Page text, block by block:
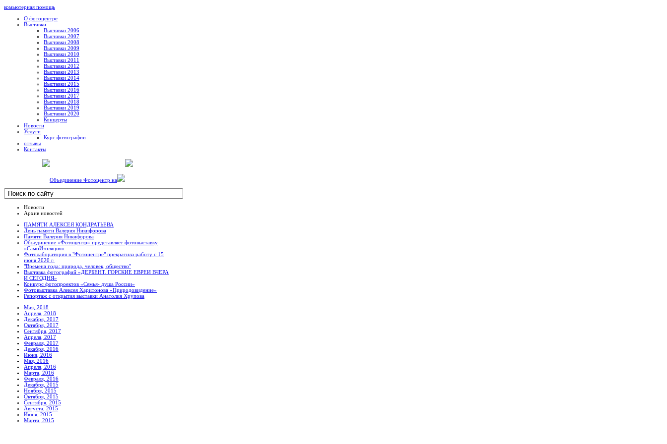
комьютерная помощь
О фотоцентре
Выставки
Выставки 2006
Выставки 2007
Выставки 2008
Выставки 2009
Выставки 2010
Выставки 2011
Выставки 2012
Выставки 2013
Выставки 2014
Выставки 2015
Выставки 2016
Выставки 2017
Выставки 2018
Выставки 2019
Выставки 2020
Концерты
Новости
Услуги
Курс фотографии
отзывы
Контакты
Объединение Фотоцентр на
Новости
Архив новостей
ПАМЯТИ АЛЕКСЕЯ КОНДРАТЬЕВА
День памяти Валерия Никифорова
Памяти Валерия Никифорова
Объединение «Фотоцентр» представляет фотовыставку
«СамоИзоляция»
Фотолаборатория в "Фотоцентре" прекратила работу с 15
июня 2020 г.
"Времена года: природа, человек, общество"
Выставка фотографий «ДЕРБЕНТ. ГОРСКИЕ ЕВРЕИ ВЧЕРА
И СЕГОДНЯ»
Конкурс фотопроектов «Семья- душа России»
Фотовыставка Алексея Харитонова «Природовидение»
Репортаж с открытия выставки Анатолия Хрупова
Мая, 2018
Апреля, 2018
Декабря, 2017
Октября, 2017
Сентября, 2017
Апреля, 2017
Февраля, 2017
Декабря, 2016
Июня, 2016
Мая, 2016
Апреля, 2016
Марта, 2016
Февраля, 2016
Декабря, 2015
Ноября, 2015
Октября, 2015
Сентября, 2015
Августа, 2015
Июня, 2015
Марта, 2015